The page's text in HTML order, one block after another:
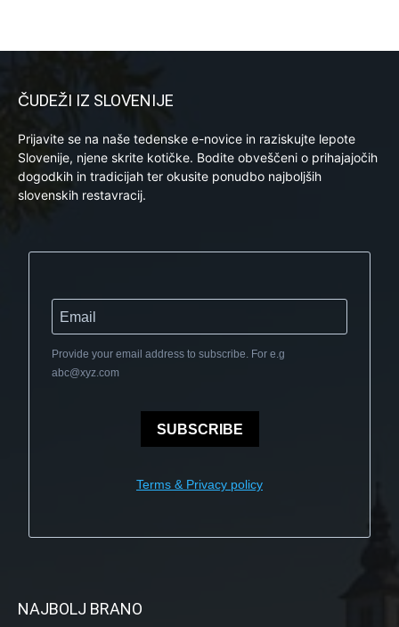
ČUDEŽI IZ SLOVENIJE
Prijavite se na naše tedenske e-novice in raziskujte lepote
Slovenije, njene skrite kotičke. Bodite obveščeni o prihajajočih
dogodkih in tradicijah ter okusite ponudbo najboljših
slovenskih restavracij.
Provide your email address to subscribe. For e.g
abc@xyz.com
SUBSCRIBE
Terms & Privacy policy
NAJBOLJ BRANO